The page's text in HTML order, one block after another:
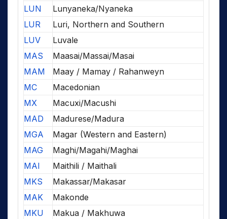
LUN
Lunyaneka/Nyaneka
LUR
Luri, Northern and Southern
LUV
Luvale
MAS
Maasai/Massai/Masai
MAM
Maay / Mamay / Rahanweyn
MC
Macedonian
MX
Macuxi/Macushi
MAD
Madurese/Madura
MGA
Magar (Western and Eastern)
MAG
Maghi/Magahi/Maghai
MAI
Maithili / Maithali
MKS
Makassar/Makasar
MAK
Makonde
MKU
Makua / Makhuwa